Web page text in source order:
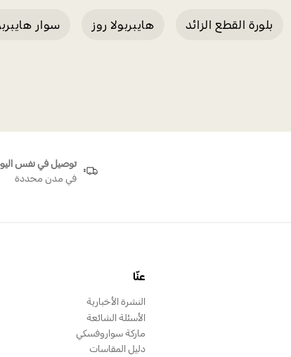
بلورة القطع الزائد هايبربولا روز سوار
توصيل في نفس
في مدن محددة
عنّا
النشرة الأخبارية
الأسئلة الشائعة
ماركة سواروفسكي
دليل المقاسات